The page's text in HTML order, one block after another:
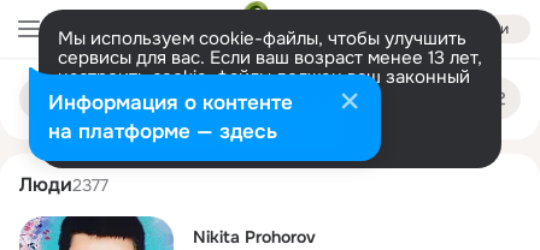
Войти
Мы используем cookie-файлы, чтобы улучшить
сервисы для вас. Если ваш возраст менее 13 лет,
настроить cookie-файлы должен ваш законный
представитель. Больше информации
Разрешить все Настроить
Поиск
людям
nikita prokhorov
Люди2377
Nikita Prohorov
Информация о контенте
на платформе — здесь